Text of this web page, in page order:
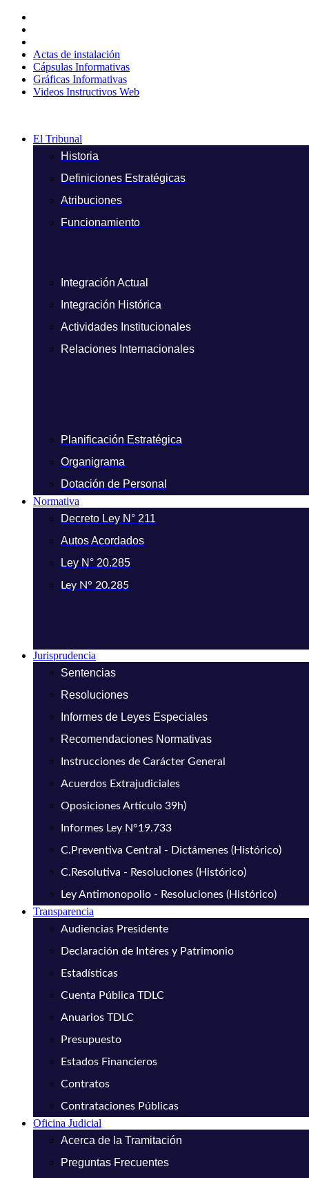
contenido
Actas de instalación
Cápsulas Informativas
Gráficas Informativas
Videos Instructivos Web
El Tribunal
Historia
Definiciones Estratégicas
Atribuciones
Funcionamiento
Integración Actual
Integración Histórica
Actividades Institucionales
Relaciones Internacionales
Planificación Estratégica
Organigrama
Dotación de Personal
Normativa
Decreto Ley N° 211
Autos Acordados
Ley N° 20.285
Ley N° 20.285
Jurisprudencia
Sentencias
Resoluciones
Informes de Leyes Especiales
Recomendaciones Normativas
Instrucciones de Carácter General
Acuerdos Extrajudiciales
Oposiciones Artículo 39h)
Informes Ley N°19.733
C.Preventiva Central - Dictámenes (Histórico)
C.Resolutiva - Resoluciones (Histórico)
Ley Antimonopolio - Resoluciones (Histórico)
Transparencia
Audiencias Presidente
Declaración de Intéres y Patrimonio
Estadísticas
Cuenta Pública TDLC
Anuarios TDLC
Presupuesto
Estados Financieros
Contratos
Contrataciones Públicas
Oficina Judicial
Acerca de la Tramitación
Preguntas Frecuentes